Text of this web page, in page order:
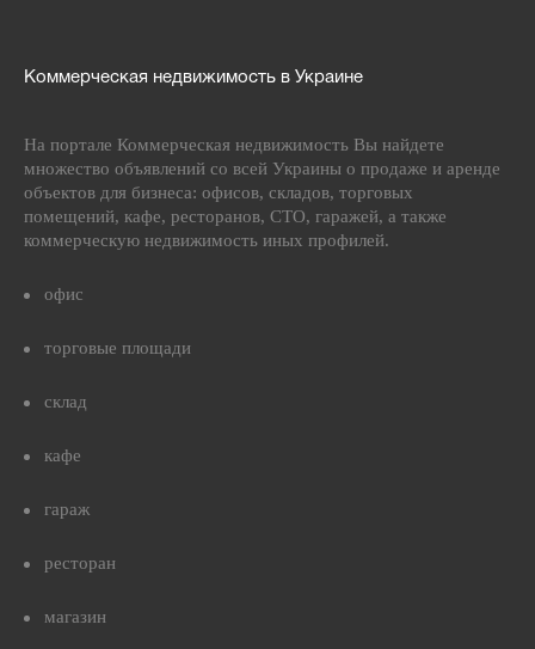
Коммерческая недвижимость в Украине
На портале Коммерческая недвижимость Вы найдете
множество объявлений со всей Украины о продаже и аренде
объектов для бизнеса: офисов, складов, торговых
помещений, кафе, ресторанов, СТО, гаражей, а также
коммерческую недвижимость иных профилей.
офис
торговые площади
склад
кафе
гараж
ресторан
магазин